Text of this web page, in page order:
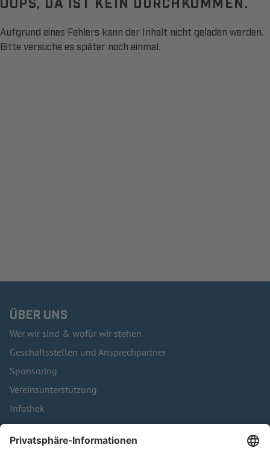
Aufgrund eines Fehlers kann der Inhalt nicht geladen werden.
Bitte versuche es später noch einmal.
ÜBER UNS
Wer wir sind & wofür wir stehen
Geschäftsstellen und Ansprechpartner
Sponsoring
Vereinsunterstützung
Infothek
Kontakt